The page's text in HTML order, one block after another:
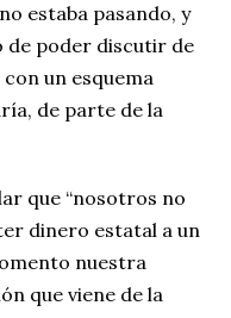
estaba pasando, y
de poder discutir de
un esquema
de parte de la
que “nosotros no
dinero estatal a un
nuestra
que viene de la